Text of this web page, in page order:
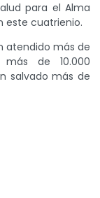
para el Alma
este cuatrienio.
atendido más de
de 10.000
salvado más de